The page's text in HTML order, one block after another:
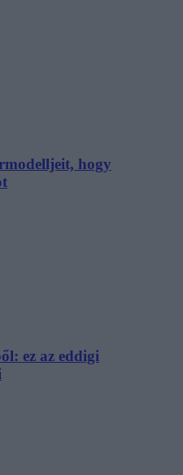
hogy
ez az eddigi